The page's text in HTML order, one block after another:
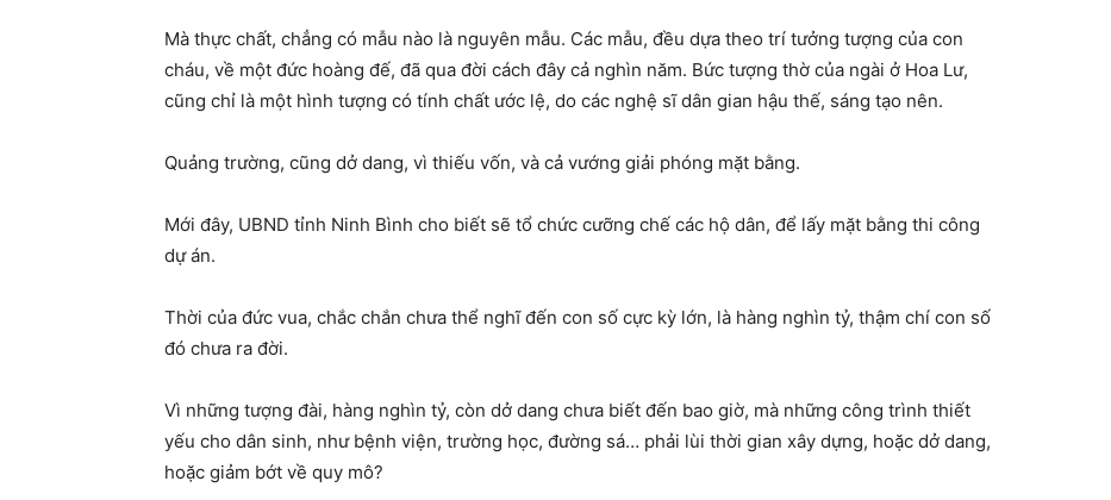
Mà thực chất, chẳng có mẫu nào là nguyên mẫu. Các mẫu, đều dựa theo trí tưởng tượng của con
cháu, về một đức hoàng đế, đã qua đời cách đây cả nghìn năm. Bức tượng thờ của ngài ở Hoa Lư,
cũng chỉ là một hình tượng có tính chất ước lệ, do các nghệ sĩ dân gian hậu thế, sáng tạo nên.
Quảng trường, cũng dở dang, vì thiếu vốn, và cả vướng giải phóng mặt bằng.
Mới đây, UBND tỉnh Ninh Bình cho biết sẽ tổ chức cưỡng chế các hộ dân, để lấy mặt bằng thi công
dự án.
Thời của đức vua, chắc chắn chưa thể nghĩ đến con số cực kỳ lớn, là hàng nghìn tỷ, thậm chí con số
đó chưa ra đời.
Vì những tượng đài, hàng nghìn tỷ, còn dở dang chưa biết đến bao giờ, mà những công trình thiết
yếu cho dân sinh, như bệnh viện, trường học, đường sá… phải lùi thời gian xây dựng, hoặc dở dang,
hoặc giảm bớt về quy mô?